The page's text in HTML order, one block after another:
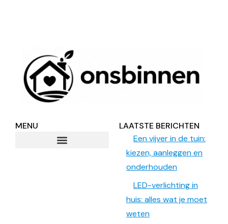
MENU
LAATSTE BERICHTEN
Een vijver in de tuin:
kiezen, aanleggen en
onderhouden
LED-verlichting in
huis: alles wat je moet
weten